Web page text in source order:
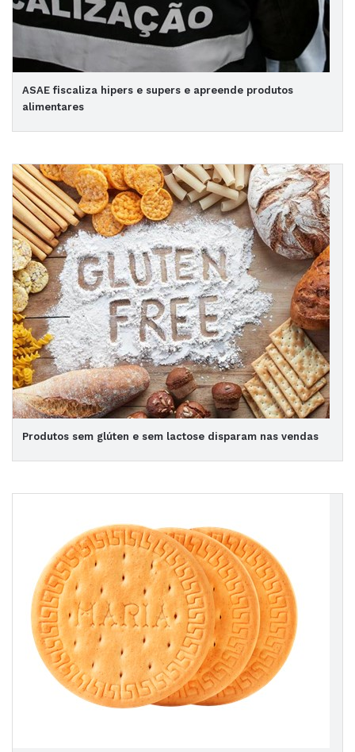
ASAE fiscaliza hipers e supers e apreende produtos
alimentares
Produtos sem glúten e sem lactose disparam nas vendas